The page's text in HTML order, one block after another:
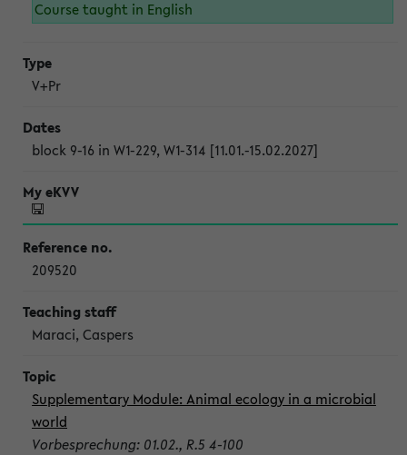
Course taught in English
V+Pr
block 9-16 in W1-229, W1-314 [11.01.-15.02.2027]
209520
Maraci, Caspers
Supplementary Module: Animal ecology in a microbial
world
Vorbesprechung: 01.02., R.5 4-100